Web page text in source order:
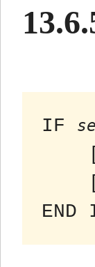
IF
END